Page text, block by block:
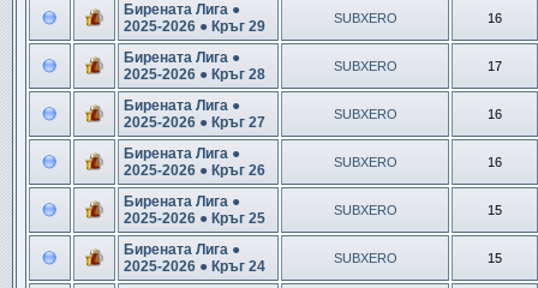
Бирената Лига ●
2025-2026 ● Кръг 29
SUBXERO 16
Бирената Лига ●
2025-2026 ● Кръг 28
SUBXERO 17
Бирената Лига ●
2025-2026 ● Кръг 27
SUBXERO 16
Бирената Лига ●
2025-2026 ● Кръг 26
SUBXERO 16
Бирената Лига ●
2025-2026 ● Кръг 25
SUBXERO 15
Бирената Лига ●
2025-2026 ● Кръг 24
SUBXERO 15